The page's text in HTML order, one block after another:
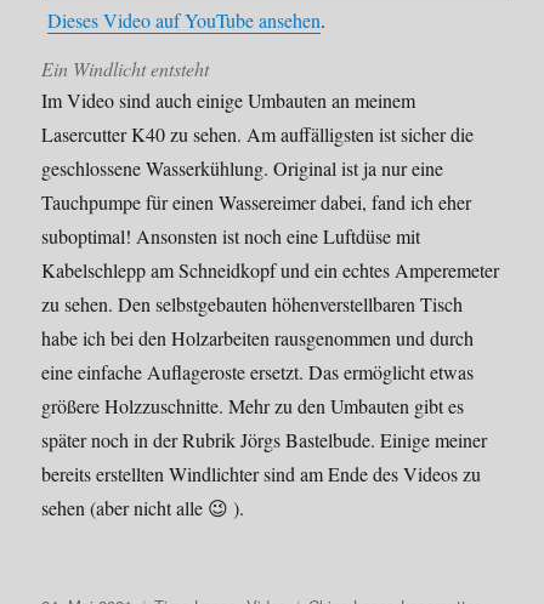
Dieses Video auf YouTube ansehen.
Ein Windlicht entsteht
Im Video sind auch einige Umbauten an meinem
Lasercutter K40 zu sehen. Am auffälligsten ist sicher die
geschlossene Wasserkühlung. Original ist ja nur eine
Tauchpumpe für einen Wassereimer dabei, fand ich eher
suboptimal! Ansonsten ist noch eine Luftdüse mit
Kabelschlepp am Schneidkopf und ein echtes Amperemeter
zu sehen. Den selbstgebauten höhenverstellbaren Tisch
habe ich bei den Holzarbeiten rausgenommen und durch
eine einfache Auflageroste ersetzt. Das ermöglicht etwas
größere Holzzuschnitte. Mehr zu den Umbauten gibt es
später noch in der Rubrik Jörgs Bastelbude. Einige meiner
bereits erstellten Windlichter sind am Ende des Videos zu
sehen (aber nicht alle 😉 ).